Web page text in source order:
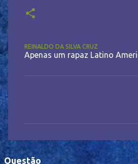
REINALDO DA SILVA CRUZ
Apenas um rapaz Latino
n
Questão